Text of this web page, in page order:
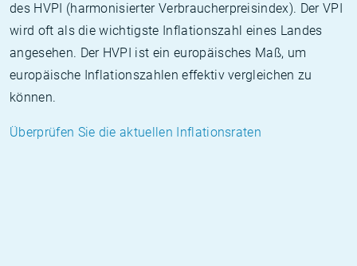
des HVPI (harmonisierter Verbraucherpreisindex). Der VPI
wird oft als die wichtigste Inflationszahl eines Landes
angesehen. Der HVPI ist ein europäisches Maß, um
europäische Inflationszahlen effektiv vergleichen zu
können.
Überprüfen Sie die aktuellen Inflationsraten